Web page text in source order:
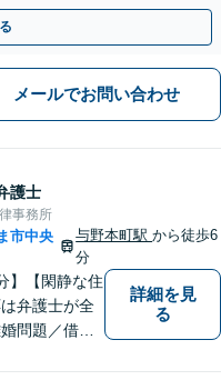
可能です。
メールでお問い合わせ
護士
事務所
市中央
与野本町駅から徒歩6
分
】【閑静な住
弁護士が全
問題／借
ります。迅
詳細を見
る